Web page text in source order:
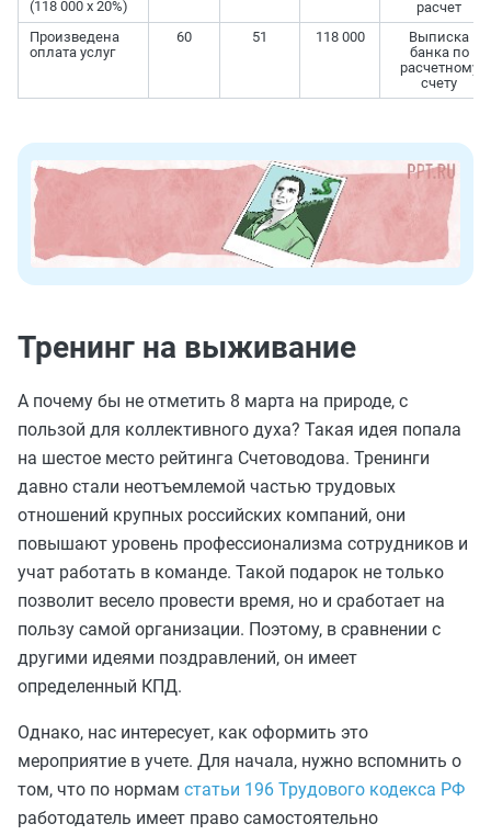
(118 000 x 20%)
расчет
Произведена
оплата услуг
60 51 118 000
Выписка
банка по
расчетному
счету
Тренинг на выживание
А почему бы не отметить 8 марта на природе, с
пользой для коллективного духа? Такая идея попала
на шестое место рейтинга Счетоводова. Тренинги
давно стали неотъемлемой частью трудовых
отношений крупных российских компаний, они
повышают уровень профессионализма сотрудников и
учат работать в команде. Такой подарок не только
позволит весело провести время, но и сработает на
пользу самой организации. Поэтому, в сравнении с
другими идеями поздравлений, он имеет
определенный КПД.
Однако, нас интересует, как оформить это
мероприятие в учете. Для начала, нужно вспомнить о
том, что по нормам статьи 196 Трудового кодекса РФ
работодатель имеет право самостоятельно